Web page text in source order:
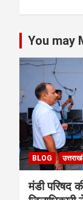
You may
BLOG
मंडी परिषद